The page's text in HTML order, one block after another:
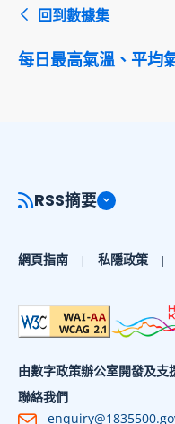
回到數據集
每日最高氣溫、平均
RSS摘要
網頁指南 私隱政策
由數字政策辦公室開發及支
聯絡我們